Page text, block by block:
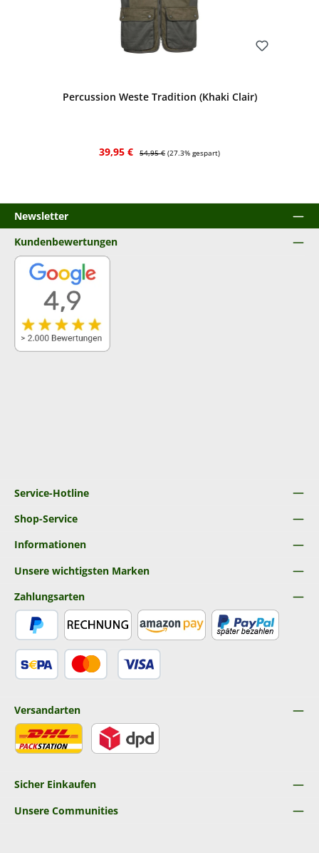
Percussion Weste Tradition (Khaki Clair)
Verkaufspreis:
39,95 € Regulärer Preis:
54,95 € (27.3% gespart)
Newsletter
Service-Hotline
Shop-Service
Informationen
Unsere wichtigsten Marken
Sicher Einkaufen
Kundenbewertungen
Unsere Communities
Zahlungsarten
Versandarten